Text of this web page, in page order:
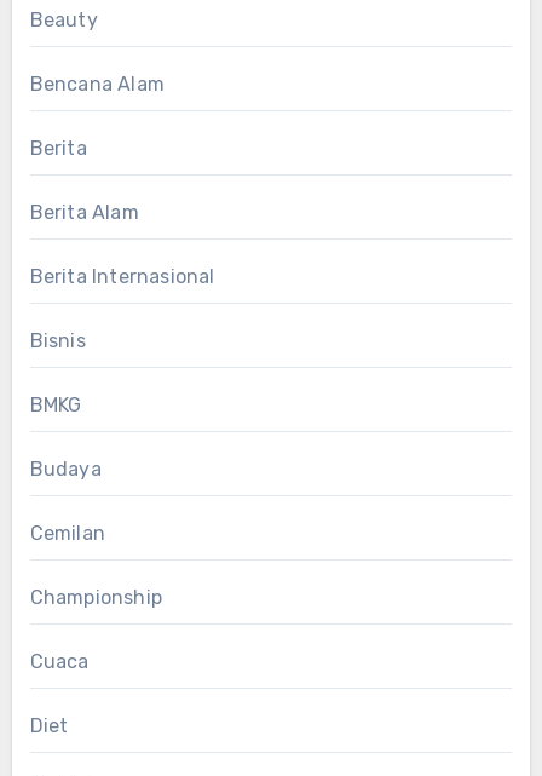
Beauty
Bencana Alam
Berita
Berita Alam
Berita Internasional
Bisnis
BMKG
Budaya
Cemilan
Championship
Cuaca
Diet